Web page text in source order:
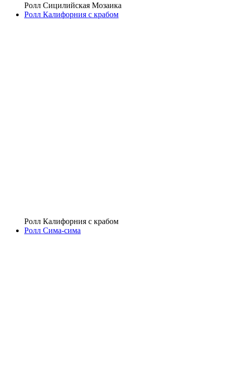
Ролл Сицилийская Мозаика
Ролл Калифорния с крабом
Ролл Калифорния с крабом
Ролл Сима-сима